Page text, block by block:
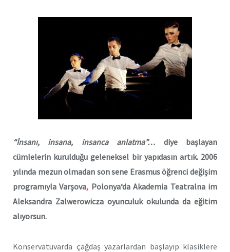
“İnsanı, insana, insanca anlatma”… diye başlayan
cümlelerin kurulduğu geleneksel bir yapıdasın artık. 2006
yılında mezun olmadan son sene Erasmus öğrenci değişim
programıyla Varşova, Polonya‘da Akademia Teatralna im
Aleksandra Zalwerowicza oyunculuk okulunda da eğitim
alıyorsun.
Konservatuvarda çağdaş yazarlardan başlayıp klasiklere